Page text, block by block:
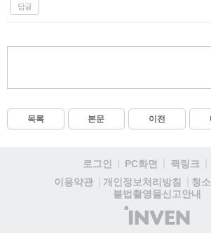
답글
목록 본문 이전
로그인 PC화면 퀵링크
이용약관
개인정보처리방침
청
불법촬영물신고안내
(주)
인